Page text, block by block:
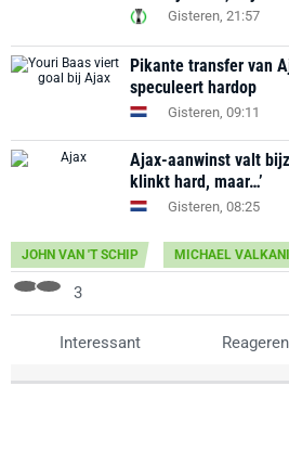
Gisteren, 21:57
Pikante transfer van
speculeert hardop
Gisteren, 09:11
Ajax-aanwinst valt
klinkt hard, maar…’
Gisteren, 08:25
JOHN VAN 'T SCHIP MICHAEL
3
Interessant Reageren